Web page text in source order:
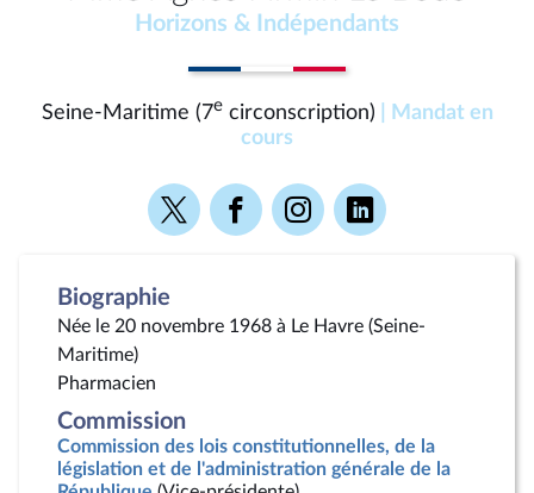
Horizons & Indépendants
Seine-Maritime (7ecirconscription)
| Mandat en
cours
Voir
la
Voir
la
Voir
la
Voir
la
Biographie
Née le 20 novembre 1968 à Le Havre (Seine-
Maritime)
Pharmacien
Commission
Commission des lois constitutionnelles, de la
législation et de l'administration générale de la